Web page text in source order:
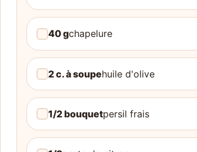
40 gchapelure
2 c. à soupehuile d'olive
1/2 bouquetpersil frais